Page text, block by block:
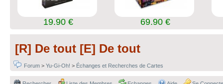
19.90 € 69.90 €
[R] De tout [E] De tout
Forum > Yu-Gi-Oh! > Échanges et Recherches de Cartes